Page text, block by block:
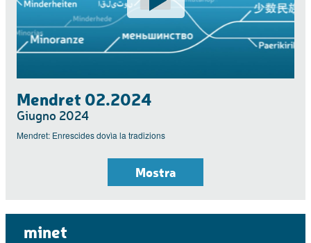
Mendret 02.2024
Giugno 2024
Mendret: Enrescides dovìa la tradizions
Mostra
minet